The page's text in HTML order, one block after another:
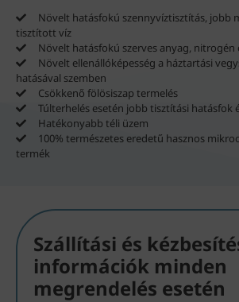
Növelt hatásfokú szennyvíztisztítás, jobb
tisztított víz
Növelt hatásfokú szerves anyag, nitrogén
Növelt ellenállóképesség a háztartási
hatásával szemben
Csökkenő fölösiszap termelés
Túlterhelés esetén jobb tisztítási hatásfok
Hatékonyabb téli üzem
100% természetes eredetű hasznos
termék
Szállítási és
információk minden
megrendelés esetén